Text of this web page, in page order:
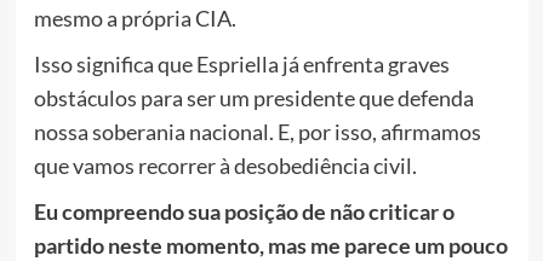
mesmo a própria CIA.
Isso significa que Espriella já enfrenta graves
obstáculos para ser um presidente que defenda
nossa soberania nacional. E, por isso, afirmamos
que vamos recorrer à desobediência civil.
Eu compreendo sua posição de não criticar o
partido neste momento, mas me parece um pouco